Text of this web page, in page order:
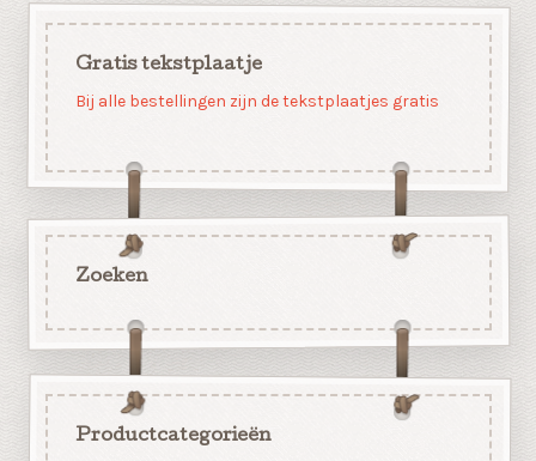
Gratis tekstplaatje
Bij alle bestellingen zijn de tekstplaatjes gratis
Zoeken
Productcategorieën